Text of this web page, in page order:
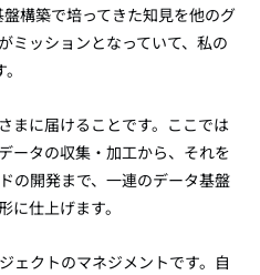
構築で培ってきた知見を他のグ
ミッションとなっていて、私の
まに届けることです。ここでは
ータの収集・加工から、それを
の開発まで、一連のデータ基盤
に仕上げます。
ェクトのマネジメントです。自